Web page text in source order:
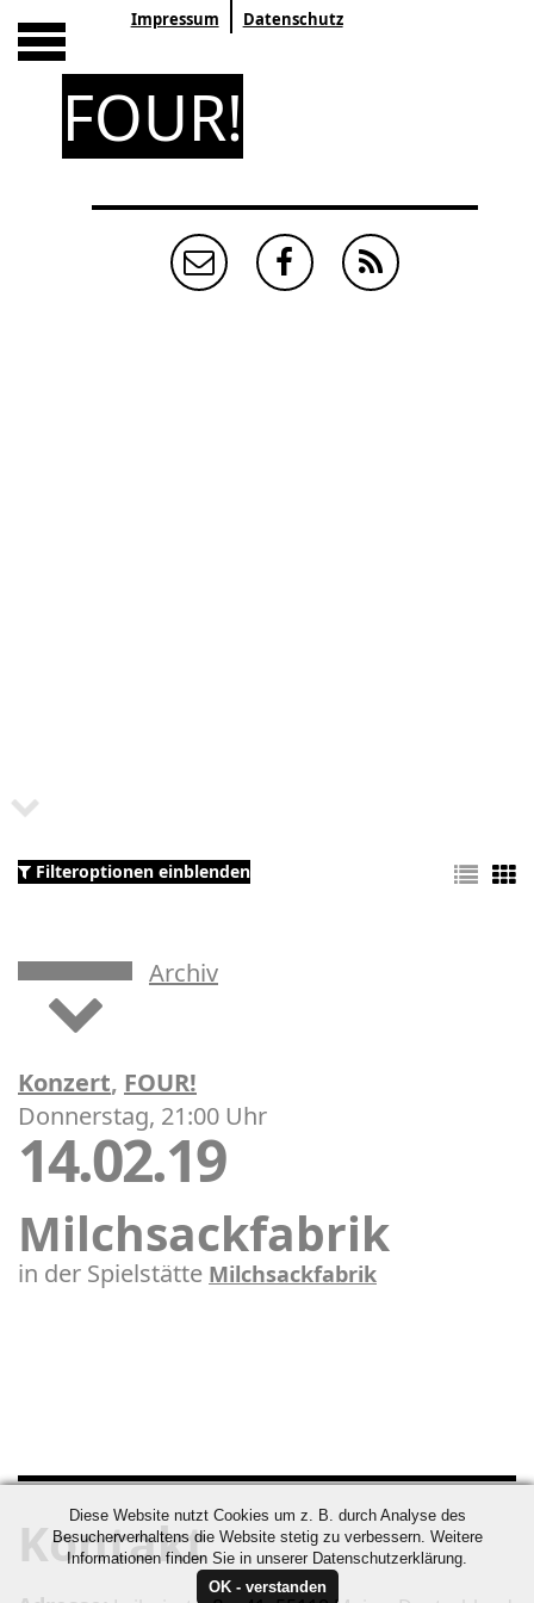
Impressum Datenschutz
FOUR!
Filteroptionen einblenden
Konzert, FOUR!
Archiv
Donnerstag, 21:00 Uhr
14.02.19
Milchsackfabrik
in der Spielstätte Milchsackfabrik
Kontakt
Diese Website nutzt Cookies um z. B. durch Analyse des
Besucherverhaltens die Website stetig zu verbessern. Weitere
Informationen finden Sie in unserer Datenschutzerklärung.